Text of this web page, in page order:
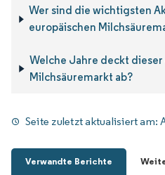
Wer sind die wichtigsten
europäischen
Welche Jahre deckt dieser
Milchsäuremarkt ab?
Seite zuletzt aktualisiert am:
Verwandte Berichte